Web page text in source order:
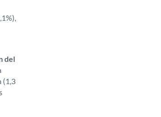
del
(1,3